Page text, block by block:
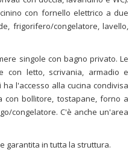
con fornello elettrico a due
frigorifero/congelatore, lavello,
singole con bagno privato. Le
con letto, scrivania, armadio e
l'accesso alla cucina condivisa
con bollitore, tostapane, forno a
congelatore. C'è anche un'area
garantita in tutta la struttura.